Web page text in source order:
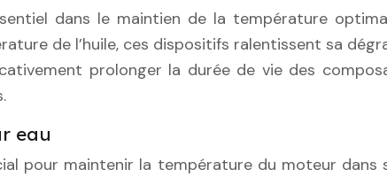
dans le maintien de la température
de l’huile, ces dispositifs ralentissent sa
prolonger la durée de vie des
eau
pour maintenir la température du moteur dans